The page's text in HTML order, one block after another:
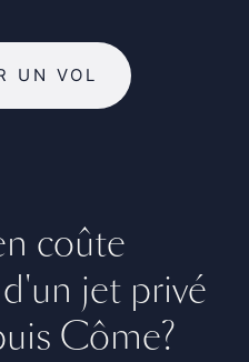
UN VOL
coûte
jet privé
Côme?